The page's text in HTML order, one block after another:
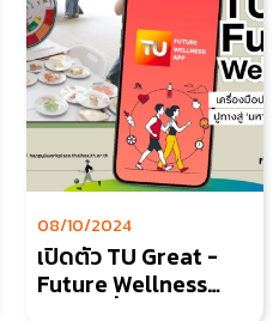
08/10/2024
เปิดตัว TU Great -
Future Wellness